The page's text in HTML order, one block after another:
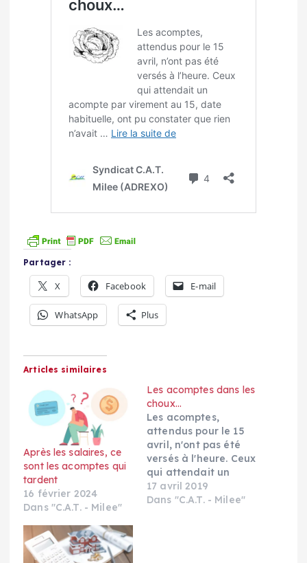
Partager :
X Facebook E-mail
WhatsApp Plus
Articles similaires
Après les salaires, ce
sont les acomptes qui
tardent
16 février 2024
Dans "C.A.T. - Milee"
Les acomptes dans les
choux…
Les acomptes,
attendus pour le 15
avril, n'ont pas été
versés à l'heure. Ceux
qui attendait un
acompte par
virement au 15, date
17 avril 2019
Dans "C.A.T. - Milee"